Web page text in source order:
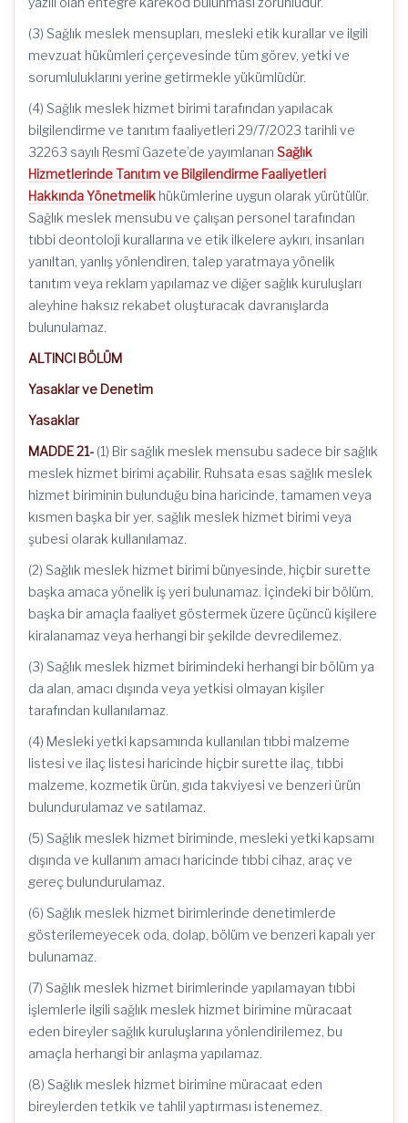
(3) Sağlık meslek mensupları, mesleki etik kurallar ve ilgili
mevzuat hükümleri çerçevesinde tüm görev, yetki ve
sorumluluklarını yerine getirmekle yükümlüdür.
(4) Sağlık meslek hizmet birimi tarafından yapılacak
bilgilendirme ve tanıtım faaliyetleri 29/7/2023 tarihli ve
32263 sayılı Resmî Gazete’de yayımlanan Sağlık
Hizmetlerinde Tanıtım ve Bilgilendirme Faaliyetleri
Hakkında Yönetmelik hükümlerine uygun olarak yürütülür.
Sağlık meslek mensubu ve çalışan personel tarafından
tıbbi deontoloji kurallarına ve etik ilkelere aykırı, insanları
yanıltan, yanlış yönlendiren, talep yaratmaya yönelik
tanıtım veya reklam yapılamaz ve diğer sağlık kuruluşları
aleyhine haksız rekabet oluşturacak davranışlarda
bulunulamaz.
ALTINCI BÖLÜM
Yasaklar ve Denetim
Yasaklar
MADDE 21- (1) Bir sağlık meslek mensubu sadece bir sağlık
meslek hizmet birimi açabilir. Ruhsata esas sağlık meslek
hizmet biriminin bulunduğu bina haricinde, tamamen veya
kısmen başka bir yer, sağlık meslek hizmet birimi veya
şubesi olarak kullanılamaz.
(2) Sağlık meslek hizmet birimi bünyesinde, hiçbir surette
başka amaca yönelik iş yeri bulunamaz. İçindeki bir bölüm,
başka bir amaçla faaliyet göstermek üzere üçüncü kişilere
kiralanamaz veya herhangi bir şekilde devredilemez.
(3) Sağlık meslek hizmet birimindeki herhangi bir bölüm ya
da alan, amacı dışında veya yetkisi olmayan kişiler
tarafından kullanılamaz.
(4) Mesleki yetki kapsamında kullanılan tıbbi malzeme
listesi ve ilaç listesi haricinde hiçbir surette ilaç, tıbbi
malzeme, kozmetik ürün, gıda takviyesi ve benzeri ürün
bulundurulamaz ve satılamaz.
(5) Sağlık meslek hizmet biriminde, mesleki yetki kapsamı
dışında ve kullanım amacı haricinde tıbbi cihaz, araç ve
gereç bulundurulamaz.
(6) Sağlık meslek hizmet birimlerinde denetimlerde
gösterilemeyecek oda, dolap, bölüm ve benzeri kapalı yer
bulunamaz.
(7) Sağlık meslek hizmet birimlerinde yapılamayan tıbbi
işlemlerle ilgili sağlık meslek hizmet birimine müracaat
eden bireyler sağlık kuruluşlarına yönlendirilemez, bu
amaçla herhangi bir anlaşma yapılamaz.
(8) Sağlık meslek hizmet birimine müracaat eden
bireylerden tetkik ve tahlil yaptırması istenemez.